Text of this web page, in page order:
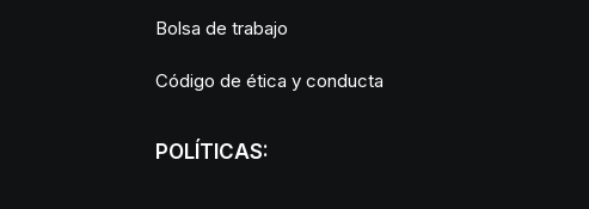
Bolsa de trabajo
Código de ética y conducta
POLÍTICAS: